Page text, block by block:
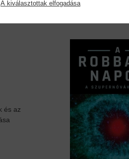
A kiválasztottak elfogadása